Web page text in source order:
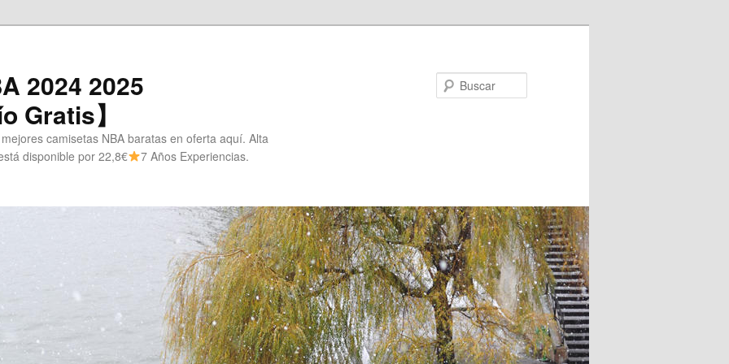
2024 2025
Gratis】
camisetas NBA baratas en oferta aquí. Alta
disponible por 22,8€
7 Años Experiencias.